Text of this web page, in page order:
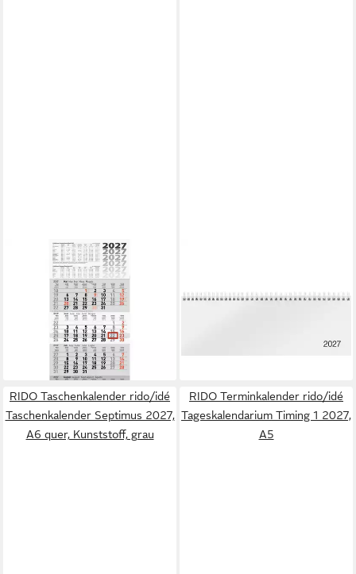
BAIER & SCHNEIDER
Monatskalender rido/idé
7033420007 4-
Monatskalender 2027 grau,
300×630 mm
ab 12,09 €
lieferbar - in 2-3 Werktagen bei dir
Schreibtischquerkalender
RIDO Taschenkalender rido/idé
Taschenkalender Septimus 2027,
A6 quer, Kunststoff, grau
RIDO Terminkalender rido/idé
Tageskalendarium Timing 1 2027,
A5